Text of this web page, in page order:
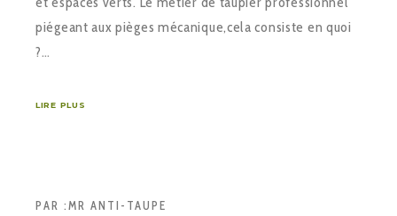
piégeant aux pièges mécanique,cela consiste en quoi
?…
LIRE PLUS
PAR :MR ANTI-TAUPE